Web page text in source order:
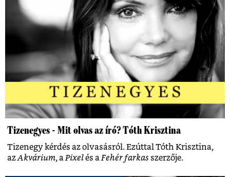
Tizenegyes - Mit olvas az író? Tóth Krisztina
Tizenegy kérdés az olvasásról. Ezúttal Tóth Krisztina,
azAkvárium, aPixelés aFehér farkas szerzője.